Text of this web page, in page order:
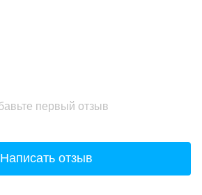
первый отзыв
Написать отзыв